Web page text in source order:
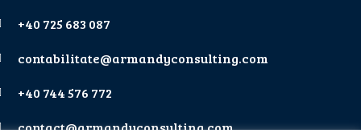
+40 725 683 087
contabilitate@armandyconsulting.com
+40 744 576 772
contact@armandyconsulting.com